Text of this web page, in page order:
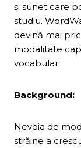
și sunet care
studiu.
devină mai
modalitate
vocabular.
Background:
Nevoia de
străine a